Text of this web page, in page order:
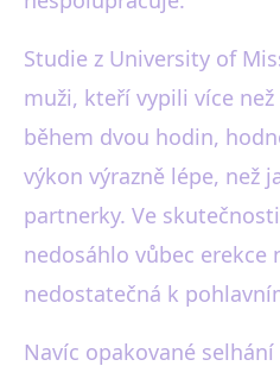
Studie z University of
muži, kteří vypili více
během dvou hodin,
výkon výrazně lépe, než
partnerky. Ve
nedosáhlo vůbec erekce
nedostatečná k
Navíc opakované